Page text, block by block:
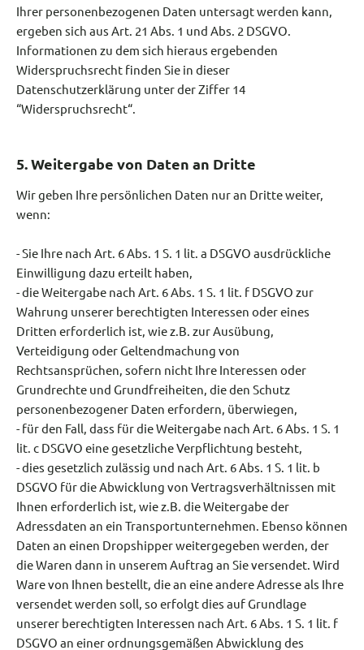
Ihrer personenbezogenen Daten untersagt werden kann,
ergeben sich aus Art. 21 Abs. 1 und Abs. 2 DSGVO.
Informationen zu dem sich hieraus ergebenden
Widerspruchsrecht finden Sie in dieser
Datenschutzerklärung unter der Ziffer 14
“Widerspruchsrecht“.
5. Weitergabe von Daten an Dritte
Wir geben Ihre persönlichen Daten nur an Dritte weiter,
wenn:
- Sie Ihre nach Art. 6 Abs. 1 S. 1 lit. a DSGVO ausdrückliche
Einwilligung dazu erteilt haben,
- die Weitergabe nach Art. 6 Abs. 1 S. 1 lit. f DSGVO zur
Wahrung unserer berechtigten Interessen oder eines
Dritten erforderlich ist, wie z.B. zur Ausübung,
Verteidigung oder Geltendmachung von
Rechtsansprüchen, sofern nicht Ihre Interessen oder
Grundrechte und Grundfreiheiten, die den Schutz
personenbezogener Daten erfordern, überwiegen,
- für den Fall, dass für die Weitergabe nach Art. 6 Abs. 1 S. 1
lit. c DSGVO eine gesetzliche Verpflichtung besteht,
- dies gesetzlich zulässig und nach Art. 6 Abs. 1 S. 1 lit. b
DSGVO für die Abwicklung von Vertragsverhältnissen mit
Ihnen erforderlich ist, wie z.B. die Weitergabe der
Adressdaten an ein Transportunternehmen. Ebenso können
Daten an einen Dropshipper weitergegeben werden, der
die Waren dann in unserem Auftrag an Sie versendet. Wird
Ware von Ihnen bestellt, die an eine andere Adresse als Ihre
versendet werden soll, so erfolgt dies auf Grundlage
unserer berechtigten Interessen nach Art. 6 Abs. 1 S. 1 lit. f
DSGVO an einer ordnungsgemäßen Abwicklung des